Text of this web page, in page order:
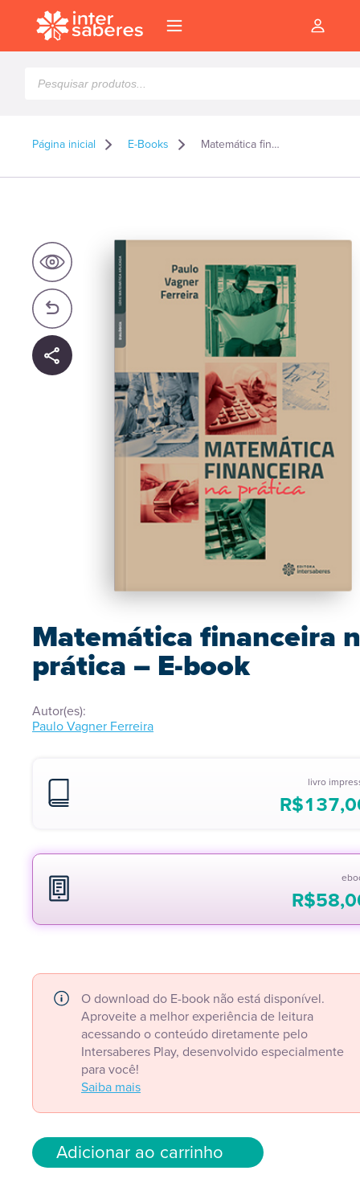
produtos
Página inicial E-Books Matemática financeira na prática – E-book
Matemática financeira
prática – E-book
Autor(es):
Paulo Vagner Ferreira
livro
R$
R$
O download do E-book não está disponível.
Aproveite a melhor experiência de leitura
acessando o conteúdo diretamente pelo
Intersaberes Play, desenvolvido especialmente
para você!
Saiba mais
Adicionar ao carrinho